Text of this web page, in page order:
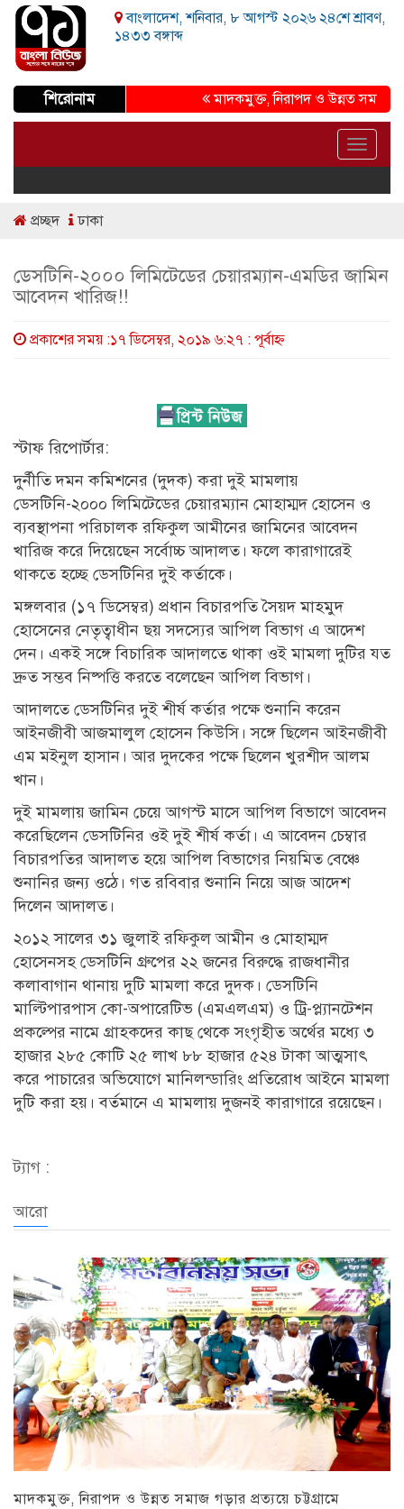
বাংলাদেশ, শনিবার, ৮ আগস্ট ২০২৬ ২৪শে শ্রাবণ,
১৪৩৩ বঙ্গাব্দ
শিরোনাম মাদকমুক্ত, নিরাপদ ও উন্নত সমাজ গড়ার
Toggle
প্রচ্ছদ ঢাকা
ডেসটিনি-২০০০ লিমিটেডের চেয়ারম্যান-এমডির জামিন
আবেদন খারিজ!!
প্রকাশের সময় :১৭ ডিসেম্বর, ২০১৯ ৬:২৭ : পূর্বাহ্ণ
স্টাফ রিপোর্টার:
দুর্নীতি দমন কমিশনের (দুদক) করা দুই মামলায়
ডেসটিনি-২০০০ লিমিটেডের চেয়ারম্যান মোহাম্মদ হোসেন ও
ব্যবস্থাপনা পরিচালক রফিকুল আমীনের জামিনের আবেদন
খারিজ করে দিয়েছেন সর্বোচ্চ আদালত। ফলে কারাগারেই
থাকতে হচ্ছে ডেসটিনির দুই কর্তাকে।
মঙ্গলবার (১৭ ডিসেম্বর) প্রধান বিচারপতি সৈয়দ মাহমুদ
হোসেনের নেতৃত্বাধীন ছয় সদস্যের আপিল বিভাগ এ আদেশ
দেন। একই সঙ্গে বিচারিক আদালতে থাকা ওই মামলা দুটির যত
দ্রুত সম্ভব নিষ্পত্তি করতে বলেছেন আপিল বিভাগ।
আদালতে ডেসটিনির দুই শীর্ষ কর্তার পক্ষে শুনানি করেন
আইনজীবী আজমালুল হোসেন কিউসি। সঙ্গে ছিলেন আইনজীবী
এম মইনুল হাসান। আর দুদকের পক্ষে ছিলেন খুরশীদ আলম
খান।
দুই মামলায় জামিন চেয়ে আগস্ট মাসে আপিল বিভাগে আবেদন
করেছিলেন ডেসটিনির ওই দুই শীর্ষ কর্তা। এ আবেদন চেম্বার
বিচারপতির আদালত হয়ে আপিল বিভাগের নিয়মিত বেঞ্চে
শুনানির জন্য ওঠে। গত রবিবার শুনানি নিয়ে আজ আদেশ
দিলেন আদালত।
২০১২ সালের ৩১ জুলাই রফিকুল আমীন ও মোহাম্মদ
হোসেনসহ ডেসটিনি গ্রুপের ২২ জনের বিরুদ্ধে রাজধানীর
কলাবাগান থানায় দুটি মামলা করে দুদক। ডেসটিনি
মাল্টিপারপাস কো-অপারেটিভ (এমএলএম) ও ট্রি-প্ল্যানটেশন
প্রকল্পের নামে গ্রাহকদের কাছ থেকে সংগৃহীত অর্থের মধ্যে ৩
হাজার ২৮৫ কোটি ২৫ লাখ ৮৮ হাজার ৫২৪ টাকা আত্মসাৎ
করে পাচারের অভিযোগে মানিলন্ডারিং প্রতিরোধ আইনে মামলা
দুটি করা হয়। বর্তমানে এ মামলায় দুজনই কারাগারে রয়েছেন।
ট্যাগ :
আরো
মাদকমুক্ত, নিরাপদ ও উন্নত সমাজ গড়ার প্রত্যয়ে চট্টগ্রামে